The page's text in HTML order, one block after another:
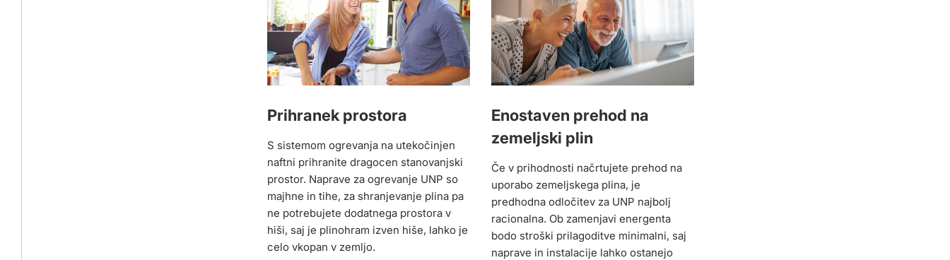
Prihranek prostora
S sistemom ogrevanja na utekočinjen
naftni prihranite dragocen stanovanjski
prostor. Naprave za ogrevanje UNP so
majhne in tihe, za shranjevanje plina pa
ne potrebujete dodatnega prostora v
hiši, saj je plinohram izven hiše, lahko je
celo vkopan v zemljo.
Enostaven prehod na
zemeljski plin
Če v prihodnosti načrtujete prehod na
uporabo zemeljskega plina, je
predhodna odločitev za UNP najbolj
racionalna. Ob zamenjavi energenta
bodo stroški prilagoditve minimalni, saj
naprave in instalacije lahko ostanejo